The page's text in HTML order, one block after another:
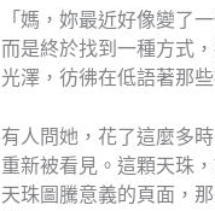
「媽，妳最近好像變了
而是終於找到一種方式
光澤，彷彿在低語著那
有人問她，花了這麼多
重新被看見。這顆天珠
天珠圖騰意義的頁面，